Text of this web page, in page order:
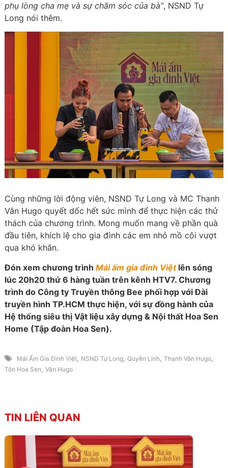
phụ lòng cha mẹ và sự chăm sóc của bà”, NSND Tự
Long nói thêm.
Cùng những lời động viên, NSND Tự Long và MC Thanh
Vân Hugo quyết dốc hết sức mình để thực hiện các thử
thách của chương trình. Mong muốn mang về phần quà
đầu tiên, khích lệ cho gia đình các em nhỏ mồ côi vượt
qua khó khăn.
Đón xem chương trình Mái ấm gia đình Việtlên sóng
lúc 20h20 thứ 6 hàng tuần trên kênh HTV7. Chương
trình do Công ty Truyền thông Bee phối hợp với Đài
truyền hình TP.HCM thực hiện, với sự đồng hành của
Hệ thống siêu thị Vật liệu xây dựng & Nội thất Hoa Sen
Home (Tập đoàn Hoa Sen).
Mái Ấm Gia Đình Việt, NSND Tự Long, Quyền Linh , Thanh Vân Hugo,
Tôn Hoa Sen , Vân Hugo
TIN LIÊN QUAN